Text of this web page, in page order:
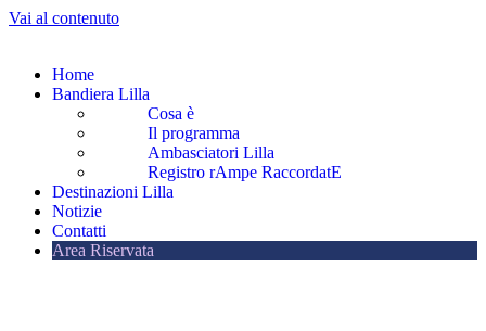
Vai al contenuto
Home
Bandiera Lilla
Cosa è
Il programma
Ambasciatori Lilla
Registro rAmpe RaccordatE
Destinazioni Lilla
Notizie
Contatti
Area Riservata